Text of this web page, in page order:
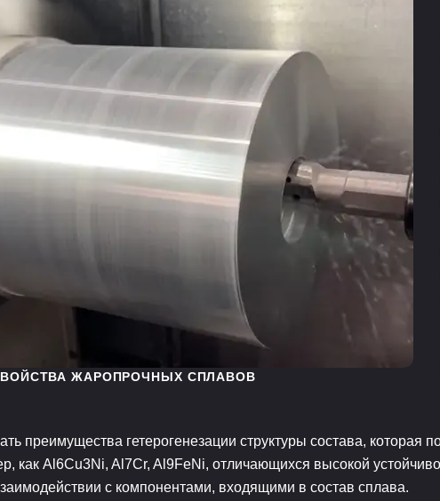
ЖАРОПРОЧНЫХ СПЛАВОВ
преимущества гетерогенезации структуры состава,
как Al6Cu3Ni, Al7Cr, Al9FeNi, отличающихся высокой
с компонентами, входящими в состав сплава.